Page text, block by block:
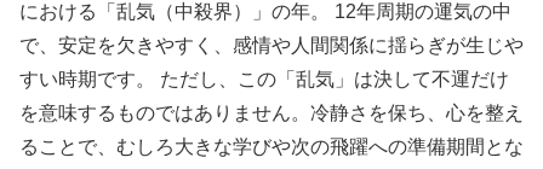
における「乱気（中殺界）」の年。 12年周期の運気の中
で、安定を欠きやすく、感情や人間関係に揺らぎが生じや
すい時期です。 ただし、この「乱気」は決して不運だけ
を意味するものではありません。冷静さを保ち、心を整え
ることで、むしろ大きな学びや次の飛躍への準備期間とな